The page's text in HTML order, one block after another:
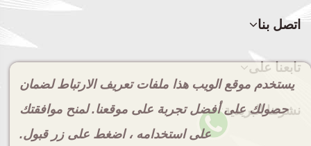
اتصل بنا
تابعنا على
نشرتنا البريدية
يستخدم موقع الويب هذا ملفات تعريف الارتباط لضمان
حصولك على أفضل تجربة على موقعنا. لمنح موافقتك
على استخدامه ، اضغط على زر قبول.